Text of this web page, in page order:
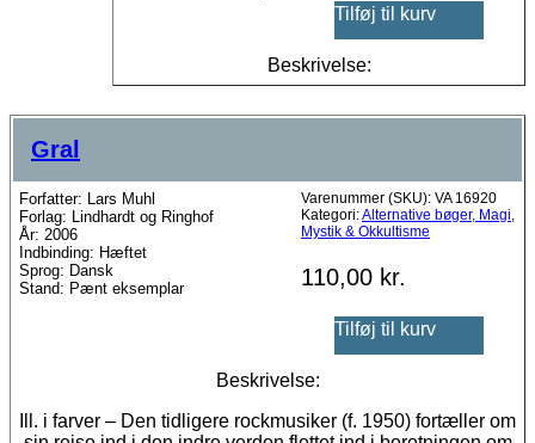
Tilføj til kurv
Beskrivelse:
Gral
Forfatter: Lars Muhl
Forlag: Lindhardt og Ringhof
År: 2006
Indbinding: Hæftet
Sprog: Dansk
Stand: Pænt eksemplar
Varenummer (SKU): VA 16920
Kategori:Alternative bøger, Magi,
Mystik & Okkultisme
110,00 kr.
Tilføj til kurv
Beskrivelse:
Ill. i farver – Den tidligere rockmusiker (f. 1950) fortæller om